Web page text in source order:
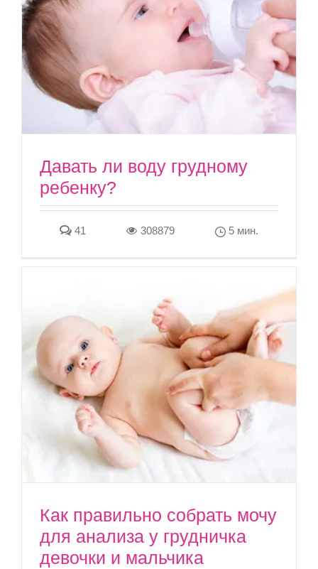
Давать ли воду грудному
ребенку?
41 308879 5 мин.
Как правильно собрать мочу
для анализа у грудничка
девочки и мальчика